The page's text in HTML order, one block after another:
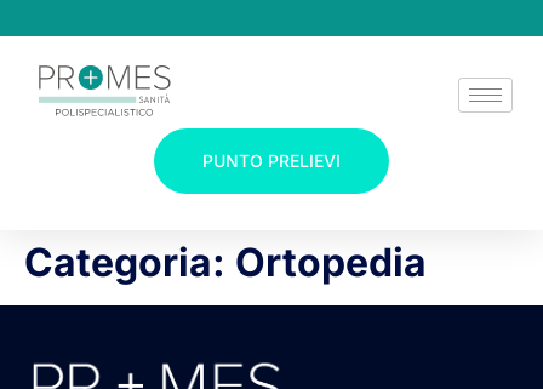
PUNTO PRELIEVI
Categoria: Ortopedia